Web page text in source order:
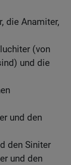
die Anamiter,
(von
und die
und den
den Siniter
und den